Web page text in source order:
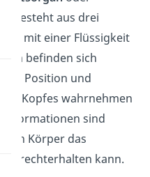
besteht aus drei
die mit einer Flüssigkeit
ihm befinden sich
die Position und
Kopfes wahrnehmen
Informationen sind
dein Körper das
aufrechterhalten kann.